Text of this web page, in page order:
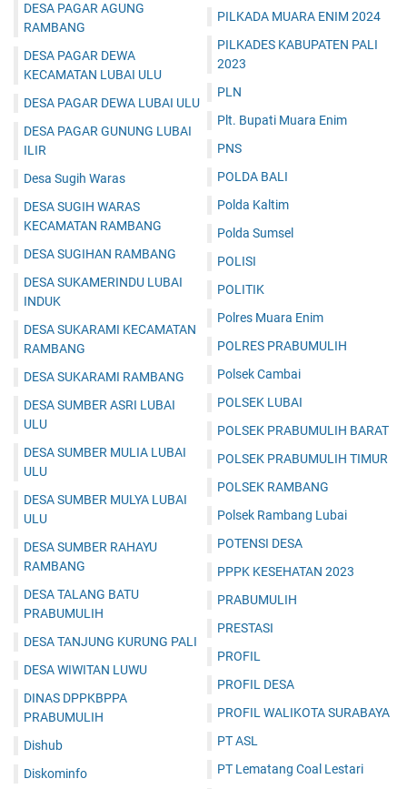
DESA PAGAR AGUNG
RAMBANG
DESA PAGAR DEWA
KECAMATAN LUBAI ULU
DESA PAGAR DEWA LUBAI ULU
DESA PAGAR GUNUNG LUBAI
ILIR
Desa Sugih Waras
DESA SUGIH WARAS
KECAMATAN RAMBANG
DESA SUGIHAN RAMBANG
DESA SUKAMERINDU LUBAI
INDUK
DESA SUKARAMI KECAMATAN
RAMBANG
DESA SUKARAMI RAMBANG
DESA SUMBER ASRI LUBAI
ULU
DESA SUMBER MULIA LUBAI
ULU
DESA SUMBER MULYA LUBAI
ULU
DESA SUMBER RAHAYU
RAMBANG
DESA TALANG BATU
PRABUMULIH
DESA TANJUNG KURUNG PALI
DESA WIWITAN LUWU
DINAS DPPKBPPA
PRABUMULIH
Dishub
Diskominfo
PILKADA MUARA ENIM 2024
PILKADES KABUPATEN PALI
2023
PLN
Plt. Bupati Muara Enim
PNS
POLDA BALI
Polda Kaltim
Polda Sumsel
POLISI
POLITIK
Polres Muara Enim
POLRES PRABUMULIH
Polsek Cambai
POLSEK LUBAI
POLSEK PRABUMULIH BARAT
POLSEK PRABUMULIH TIMUR
POLSEK RAMBANG
Polsek Rambang Lubai
POTENSI DESA
PPPK KESEHATAN 2023
PRABUMULIH
PRESTASI
PROFIL
PROFIL DESA
PROFIL WALIKOTA SURABAYA
PT ASL
PT Lematang Coal Lestari